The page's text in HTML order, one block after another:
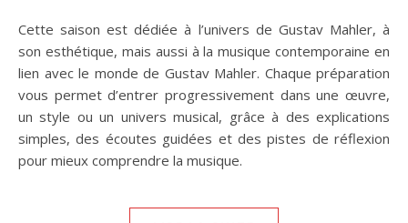
Cette saison est dédiée à l’univers de Gustav Mahler, à
son esthétique, mais aussi à la musique contemporaine en
lien avec le monde de Gustav Mahler. Chaque préparation
vous permet d’entrer progressivement dans une œuvre,
un style ou un univers musical, grâce à des explications
simples, des écoutes guidées et des pistes de réflexion
pour mieux comprendre la musique.